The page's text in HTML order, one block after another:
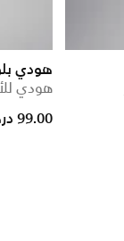
هودي
هودي
Price reduced from
to
99.00 درهم